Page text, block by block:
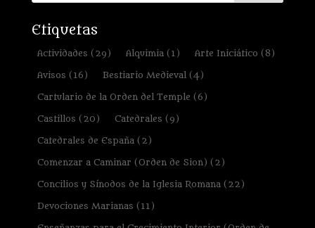
Etiquetas
Actividades (29) Alquimia(1) Arte Iniciático (8)
Avisos (16) Bestiario Medieval(4)
Cartulario de la Orden del Temple (6)
Castillos (20) Catedrales (9)
Catedrales de España(2)
Comenzar a Caminar (Orden de Sion) (2)
Concilios y Sínodos de la Iglesia Romana(22)
Devociones Marianas (11)